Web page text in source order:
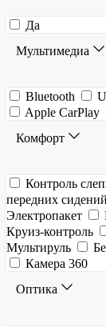
Да
Мультимедиа
Bluetooth
Apple CarPlay
Комфорт
Контроль
передних сидений
Электропакет
Круиз-контроль
Мультируль
Камера 360
Оптика